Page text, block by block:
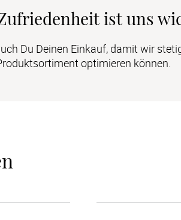
ist uns
Du Deinen Einkauf, damit wir
optimieren können.